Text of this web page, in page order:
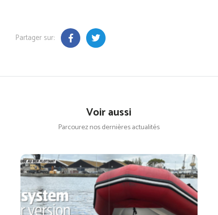
Partager sur:
Voir aussi
Parcourez nos dernières actualités